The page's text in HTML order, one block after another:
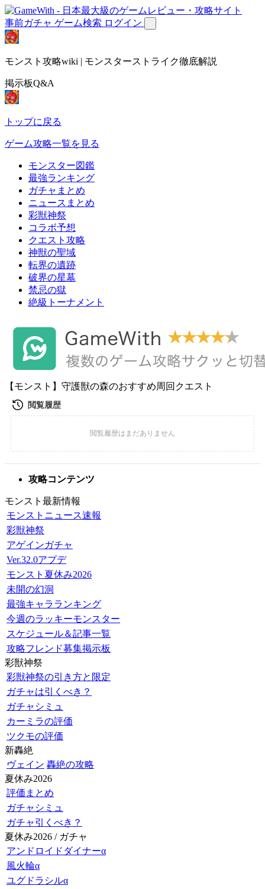
事前ガチャ ゲーム検索 ログイン
モンスト攻略wiki | モンスターストライク徹底解説
掲示板Q&A
トップに戻る
ゲーム攻略一覧を見る
モンスター図鑑
最強ランキング
ガチャまとめ
ニュースまとめ
彩獣神祭
コラボ予想
クエスト攻略
神獣の聖域
転界の遺跡
破界の星墓
禁忌の獄
絶級トーナメント
【モンスト】守護獣の森のおすすめ周回クエスト
攻略コンテンツ
モンスト最新情報
モンストニュース速報
彩獣神祭
アゲインガチャ
Ver.32.0アプデ
モンスト夏休み2026
未開の幻洞
最強キャラランキング
今週のラッキーモンスター
スケジュール＆記事一覧
攻略フレンド募集掲示板
彩獣神祭
彩獣神祭の引き方と限定
ガチャは引くべき？
ガチャシミュ
カーミラの評価
ツクモの評価
新轟絶
ヴェイン 轟絶の攻略
夏休み2026
評価まとめ
ガチャシミュ
ガチャ引くべき？
夏休み2026 / ガチャ
アンドロイドダイナーα
風火輪α
ユグドラシルα